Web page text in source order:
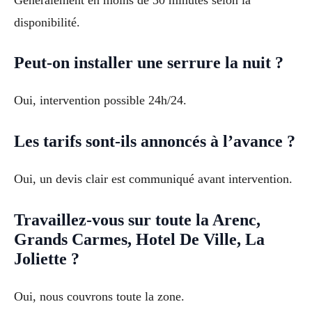
disponibilité.
Peut-on installer une serrure la nuit ?
Oui, intervention possible 24h/24.
Les tarifs sont-ils annoncés à l’avance ?
Oui, un devis clair est communiqué avant intervention.
Travaillez-vous sur toute la Arenc,
Grands Carmes, Hotel De Ville, La
Joliette ?
Oui, nous couvrons toute la zone.